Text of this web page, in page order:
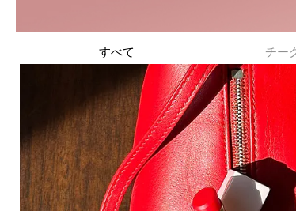
すべて チー